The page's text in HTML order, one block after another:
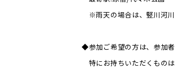
※雨天の場合は、竪川河川
◆参加ご希望の方は、参加
特にお持ちいただくもの